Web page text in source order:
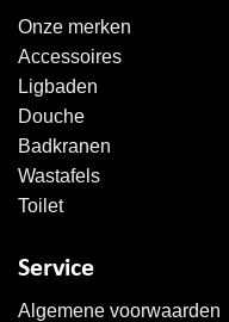
Onze merken
Accessoires
Ligbaden
Douche
Badkranen
Wastafels
Toilet
Service
Algemene voorwaarden